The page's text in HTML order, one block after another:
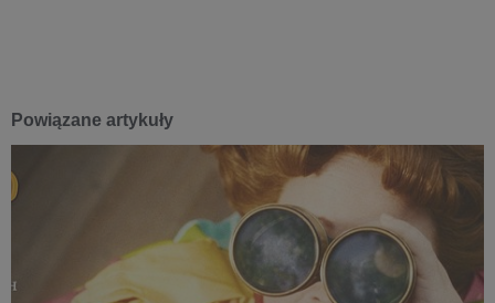
Powiązane artykuły